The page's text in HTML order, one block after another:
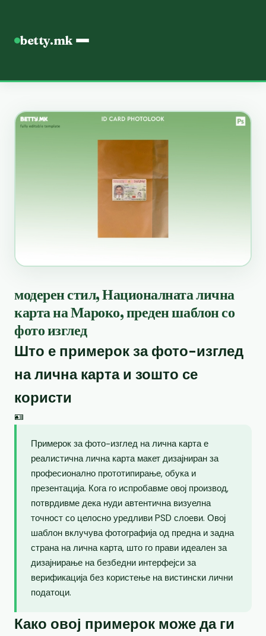
betty.mk
модерен стил, Националната лична
карта на Мароко, преден шаблон со
фото изглед
Што е примерок за фото-изглед
на лична карта и зошто се
користи
🪪
Примерок за фото-изглед на лична карта е
реалистична лична карта макет дизајниран за
професионално прототипирање, обука и
презентација. Кога го испробавме овој производ,
потврдивме дека нуди автентична визуелна
точност со целосно уредливи PSD слоеви. Овој
шаблон вклучува фотографија од предна и задна
страна на лична карта, што го прави идеален за
дизајнирање на безбедни интерфејси за
верификација без користење на вистински лични
податоци.
Како овој примерок може да ги